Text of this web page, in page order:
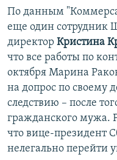
По данным
еще один сотрудник
директор Кристина
что все работы по
октября Марина
на допрос по своему
следствию – после
гражданского мужа.
что вице-президент
нелегально перейти